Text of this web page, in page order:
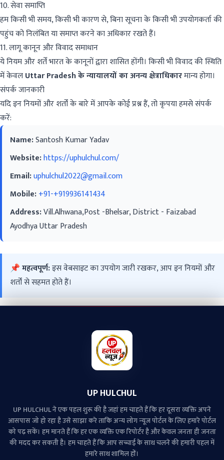
10. सेवा समाप्ति
हम किसी भी समय, किसी भी कारण से, बिना सूचना के किसी भी उपयोगकर्ता की
पहुंच को निलंबित या समाप्त करने का अधिकार रखते हैं।
11. लागू कानून और विवाद समाधान
ये नियम और शर्तें भारत के कानूनों द्वारा शासित होंगी। किसी भी विवाद की स्थिति
में केवलUttar Pradesh के न्यायालयों का अनन्य क्षेत्राधिकारमान्य होगा।
संपर्क जानकारी
यदि इन नियमों और शर्तों के बारे में आपके कोई प्रश्न हैं, तो कृपया हमसे संपर्क
करें:
Name:Santosh Kumar Yadav
Website:https://uphulchul.com/
Email:uphulchul2022@gmail.com
Mobile:+91-+919936141434
Address:Vill.Alhwana,Post -Bhelsar, District - Faizabad
Ayodhya Uttar Pradesh
📌 महत्वपूर्ण:इस वेबसाइट का उपयोग जारी रखकर, आप इन नियमों और
शर्तों से सहमत होते हैं।
UP HULCHUL
UP HULCHUL ने एक पहल शुरू की है जहां हम चाहते हैं कि हर दूसरा व्‍यक्ति अपने
आसपास जो हो रहा है उसे साझा करे ताकि अन्‍य लोग न्‍यूज पोर्टल के लिए हमारे पोर्टल
को पढ़ सकें। हम मानते हैं कि हर एक व्यक्ति एक रिपोर्टर है और केवल जनता ही जनता
की मदद कर सकती है। हम चाहते हैं कि आप सच्चाई के साथ चलने की हमारी पहल में
हमारे साथ शामिल हों।